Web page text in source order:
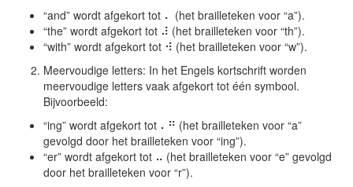
“and” wordt afgekort tot ⠄ (het brailleteken voor “a”).
“the” wordt afgekort tot ⠼ (het brailleteken voor “th”).
“with” wordt afgekort tot ⠺ (het brailleteken voor “w”).
Meervoudige letters: In het Engels kortschrift worden
meervoudige letters vaak afgekort tot één symbool.
Bijvoorbeeld:
“ing” wordt afgekort tot ⠄⠛ (het brailleteken voor “a”
gevolgd door het brailleteken voor “ing”).
“er” wordt afgekort tot ⠤ (het brailleteken voor “e” gevolgd
door het brailleteken voor “r”).